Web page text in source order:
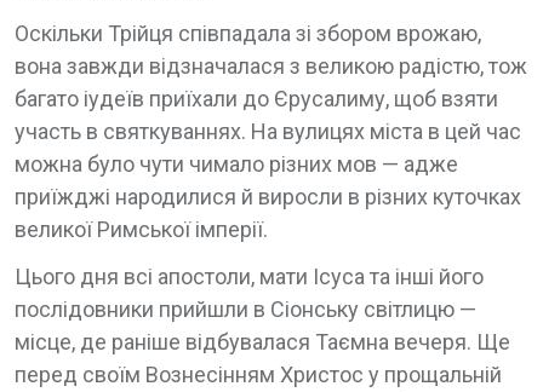
Оскільки Трійця співпадала зі збором врожаю,
вона завжди відзначалася з великою радістю, тож
багато іудеїв приїхали до Єрусалиму, щоб взяти
участь в святкуваннях. На вулицях міста в цей час
можна було чути чимало різних мов — адже
приїжджі народилися й виросли в різних куточках
великої Римської імперії.
Цього дня всі апостоли, мати Ісуса та інші його
послідовники прийшли в Сіонську світлицю —
місце, де раніше відбувалася Таємна вечеря. Ще
перед своїм Вознесінням Христос у прощальній